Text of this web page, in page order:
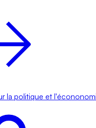
la politique et